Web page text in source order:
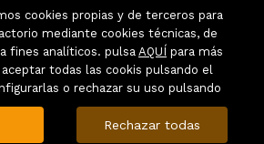
cookies propias y de terceros para
mediante cookies técnicas, de
fines analíticos. pulsa AQUÍ para más
todas las cookis pulsando el
o rechazar su uso pulsando
Rechazar todas
16:00 – 20:00
16:00 – 20:00
16:00 – 20:00
16:00 – 20:00